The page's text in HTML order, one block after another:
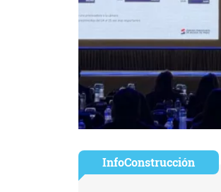
InfoConstrucción